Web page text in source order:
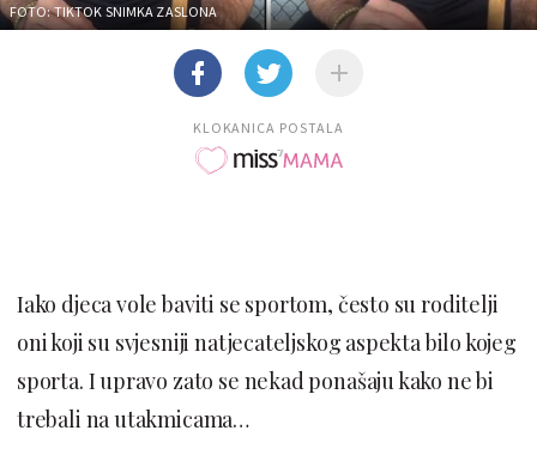
FOTO: TIKTOK SNIMKA ZASLONA
KLOKANICA POSTALA
Iako djeca vole baviti se sportom, često su roditelji
oni koji su svjesniji natjecateljskog aspekta bilo kojeg
sporta. I upravo zato se nekad ponašaju kako ne bi
trebali na utakmicama…